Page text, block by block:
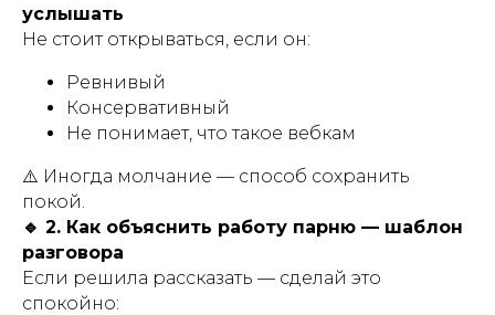
услышать
Не стоит открываться, если он:
Ревнивый
Консервативный
Не понимает, что такое вебкам
⚠️ Иногда молчание — способ сохранить
покой.
🔹 2. Как объяснить работу парню — шаблон
разговора
Если решила рассказать — сделай это
спокойно: